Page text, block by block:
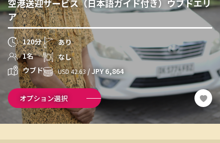
空港送迎サービス（日本語ガイド付き）ウブドエリ
ア
120分
1名
ウブド
あり
なし
USD 42.63/ JPY 6,864
オプション選択